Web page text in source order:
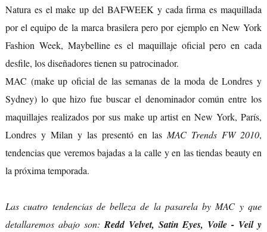
Natura es el make up del BAFWEEK y cada firma es maquillada
por el equipo de la marca brasilera pero por ejemplo en New York
Fashion Week, Maybelline es el maquillaje oficial pero en cada
desfile, los diseñadores tienen su patrocinador.
MAC (make up oficial de las semanas de la moda de Londres y
Sydney) lo que hizo fue buscar el denominador común entre los
maquillajes realizados por sus make up artist en New York, París,
Londres y Milan y las presentó en las MAC Trends FW 2010,
tendencias que veremos bajadas a la calle y en las tiendas beauty en
la próxima temporada.
Las cuatro tendenciasde belleza de la pasarela by MAC yque
detallaremos abajo son: Redd Velvet, Satin Eyes, Voile - Veil y